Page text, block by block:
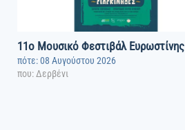
11o Μουσικό Φεστιβάλ Ευρωστίνης
πότε: 08 Αυγούστου 2026
που: Δερβένι